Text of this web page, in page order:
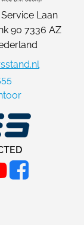
Laan
90 7336 AZ